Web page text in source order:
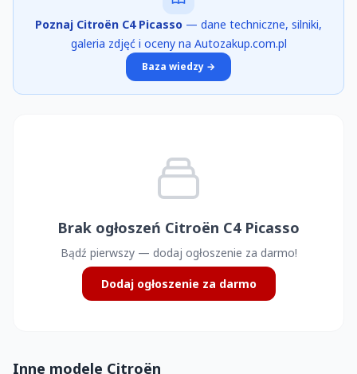
Poznaj Citroën C4 Picasso — dane techniczne, silniki,
galeria zdjęć i oceny na Autozakup.com.pl
Baza wiedzy →
Brak ogłoszeń Citroën C4 Picasso
Bądź pierwszy — dodaj ogłoszenie za darmo!
Dodaj ogłoszenie za darmo
Inne modele Citroën